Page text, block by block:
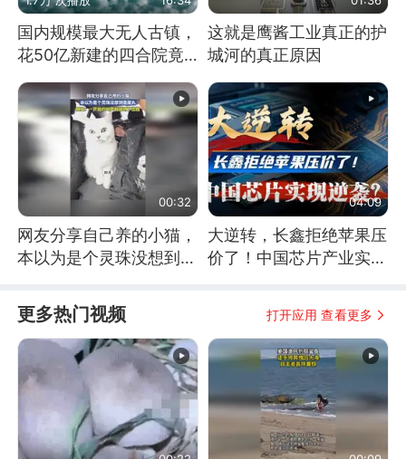
国内规模最大无人古镇，
花50亿新建的四合院竟
这就是鹰酱工业真正的护
城河的真正原因
00:32
网友分享自己养的小猫，
本以为是个灵珠没想到是
04:09
大逆转，长鑫拒绝苹果压
价了！中国芯片产业实现
更多热门视频 打开应用 查看更多